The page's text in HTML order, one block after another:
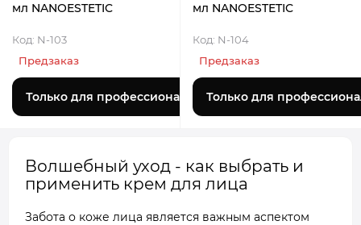
мл NANOESTETIC
Код: N-103
Предзаказ
Только для профессионалов
мл NANOESTETIC
Код: N-104
Предзаказ
Только для
Волшебный уход - как выбрать и
применить крем для лица
Забота о коже лица является важным аспектом